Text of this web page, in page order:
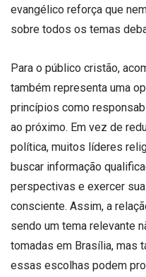
evangélico reforça que
sobre todos os temas
Para o público cristão,
também representa uma
princípios como
ao próximo. Em vez de
política, muitos líderes
buscar informação
perspectivas e exercer
consciente. Assim, a
sendo um tema relevante
tomadas em Brasília, mas
essas escolhas podem